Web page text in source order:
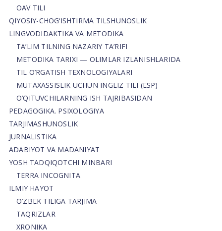
OAV TILI
QIYOSIY-CHOG‘ISHTIRMA TILSHUNOSLIK
LINGVODIDAKTIKA VA METODIKA
TA’LIM TILNING NAZARIY TA’RIFI
METODIKA TARIXI — OLIMLAR IZLANISHLARIDA
TIL O’RGATISH TEXNOLOGIYALARI
MUTAXASSISLIK UCHUN INGLIZ TILI (ESP)
O’QITUVCHILARNING ISH TAJRIBASIDAN
PEDAGOGIKA. PSIXOLOGIYA
TARJIMASHUNOSLIK
JURNALISTIKA
ADABIYOT VA MADANIYAT
YOSH TADQIQOTCHI MINBARI
TERRA INCOGNITA
ILMIY HAYOT
O’ZBEK TILIGA TARJIMA
TAQRIZLAR
XRONIKA